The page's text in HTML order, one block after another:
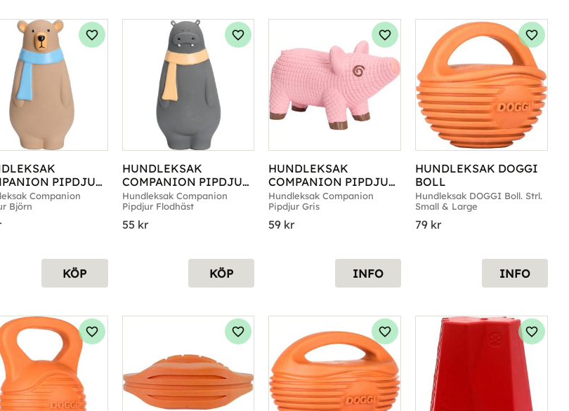
PIPDJUR
Companion
Björn
Lägg till i favoriter
KÖP
HUNDLEKSAK
COMPANION PIPDJUR
FLODHÄST
Hundleksak Companion
Pipdjur Flodhäst
55 kr
Lägg till i favoriter
KÖP
HUNDLEKSAK
COMPANION PIPDJUR
GRIS
Hundleksak Companion
Pipdjur Gris
59 kr
Lägg till i favoriter
INFO
HUNDLEKSAK DOGGI
BOLL
Hundleksak DOGGI Boll. Strl.
Small & Large
79 kr
Lägg
INFO
Lägg till i favoriter Lägg till i favoriter Lägg till i favoriter Lägg